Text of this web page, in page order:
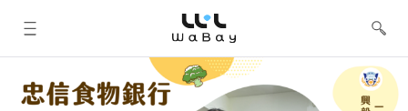
WaBay 挖貝 | 台灣最值得信賴的群眾
集資 / 群眾募資平台